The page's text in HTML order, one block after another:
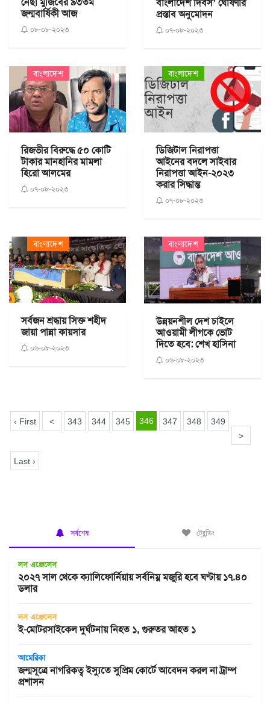
জন্মবার্ষিকী আজ
০৮-০৮-২০২৩
বাংলাদেশ দিবস’ ঘোষণার
প্রস্তাব অনুমোদন
০৭-০৮-২০২৩
বাংলাদেশ
রিজভীর বিরুদ্ধে ৫০ কোটি
টাকার মানহানির মামলা
হিরো আলমের
০৭-০৮-২০২৩
বাংলাদেশ
ডিজিটাল নিরাপত্তা
আইনের বদলে সাইবার
নিরাপত্তা আইন-২০২৩
করার সিদ্ধান্ত
০৭-০৮-২০২৩
বাংলাদেশ
সর্বজন শ্রদ্ধায় সিক্ত শহীদ
জায়া পান্না কায়সার
০৬-০৮-২০২৩
বাংলাদেশ
উন্নয়নশীল দেশ চাইলে
আওয়ামী লীগকে ভোট
দিতে হবে: শেখ হাসিনা
০৬-০৮-২০২৩
‹ First < 343 344 345 346 347 348
349
>
Last ›
সর্বশেষ ট্রেন্ডিং
লস এঞ্জেলেস
২০২৭ সাল থেকে ক্যালিফোর্নিয়ায় সর্বনিম্ন মজুরি হবে ঘণ্টায় ১৭.৪০
ডলার
লস এঞ্জেলেস
ই-মোটরসাইকেল দুর্ঘটনায় নিহত ১, গুরুতর আহত ১
আমেরিকা
জন্মসূত্রে নাগরিকত্ব ইস্যুতে সুপ্রিম কোর্টে আবেদন করল না ট্রাম্প
প্রশাসন